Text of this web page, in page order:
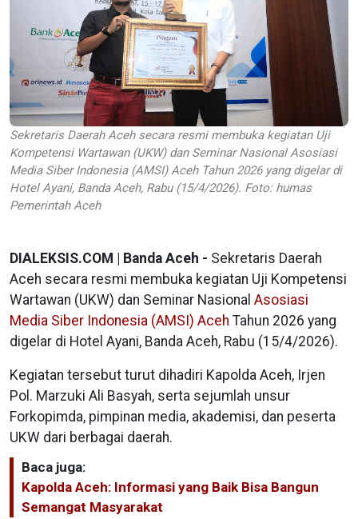
Sekretaris Daerah Aceh secara resmi membuka kegiatan Uji
Kompetensi Wartawan (UKW) dan Seminar Nasional Asosiasi
Media Siber Indonesia (AMSI) Aceh Tahun 2026 yang digelar di
Hotel Ayani, Banda Aceh, Rabu (15/4/2026). Foto: humas
Pemerintah Aceh
DIALEKSIS.COM | Banda Aceh - Sekretaris Daerah
Aceh secara resmi membuka kegiatan Uji Kompetensi
Wartawan (UKW) dan Seminar Nasional Asosiasi
Media Siber Indonesia (AMSI) Aceh Tahun 2026 yang
digelar di Hotel Ayani, Banda Aceh, Rabu (15/4/2026).
Kegiatan tersebut turut dihadiri Kapolda Aceh, Irjen
Pol. Marzuki Ali Basyah, serta sejumlah unsur
Forkopimda, pimpinan media, akademisi, dan peserta
UKW dari berbagai daerah.
Baca juga:
Kapolda Aceh: Informasi yang Baik Bisa Bangun
Semangat Masyarakat